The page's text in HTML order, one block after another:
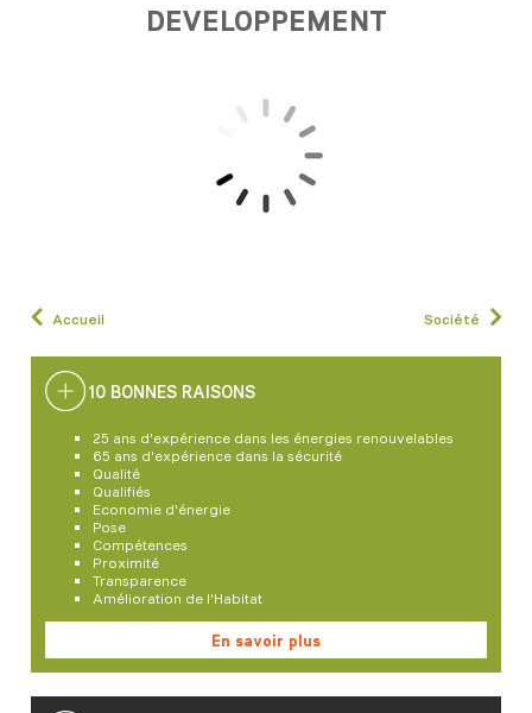
DEVELOPPEMENT
Accueil Société
10 BONNES RAISONS
25 ans d'expérience dans les énergies renouvelables
65 ans d'expérience dans la sécurité
Qualité
Qualifiés
Economie d'énergie
Pose
Compétences
Proximité
Transparence
Amélioration de l'Habitat
En savoir plus